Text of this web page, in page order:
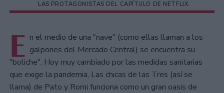
LAS PROTAGONISTAS DEL CAPÍTULO DE NETFLIX.
E n el medio de una "nave" (como ellas llaman a los
galpones del Mercado Central) se encuentra su
"boliche". Hoy muy cambiado por las medidas sanitarias
que exige la pandemia, Las chicas de las Tres (así se
llama) de Pato y Romi funciona como un gran oasis de